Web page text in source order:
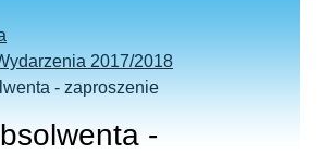
2017/2018
- zaproszenie
-